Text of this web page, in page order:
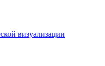
визуализации